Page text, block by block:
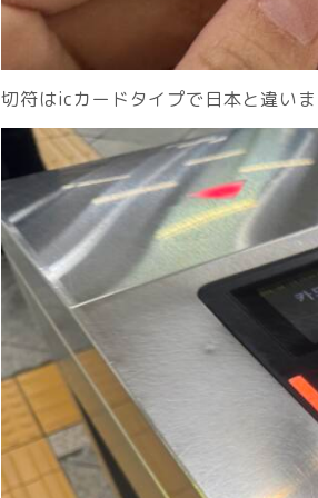
切符はicカードタイプで日本と違い